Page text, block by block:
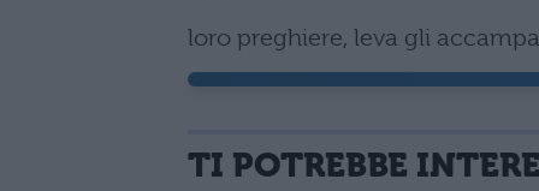
loro preghiere, leva gli
TI POTREBBE